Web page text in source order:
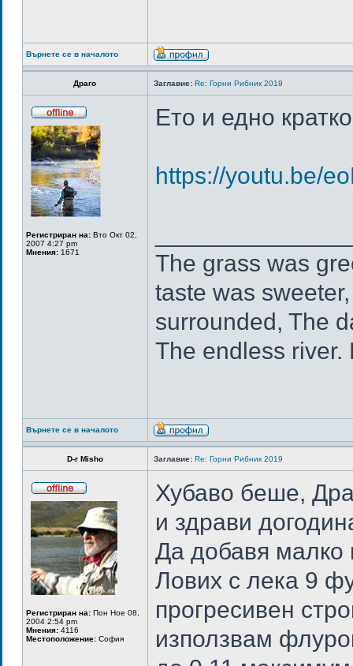
Върнете се в началото
Драго Заглавие: Re: Горни Рибник 2019
Регистриран на:Вто Окт 02,
2007 4:27 pm
Мнения:1671
Ето и едно
https://youtu.be/
The grass was
taste was
surrounded, The
The endless river.
Върнете се в началото
D-r Misho Заглавие: Re: Горни Рибник 2019
Регистриран на:Пон Ное 08,
2004 2:54 pm
Мнения:4116
Местоположение:София
Хубаво беше,
и здрави
Да добавя малко
Лових с лека 9
прогресивен
използвам